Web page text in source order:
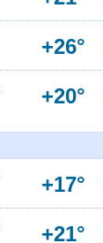
+26°
+20°
+17°
+21°